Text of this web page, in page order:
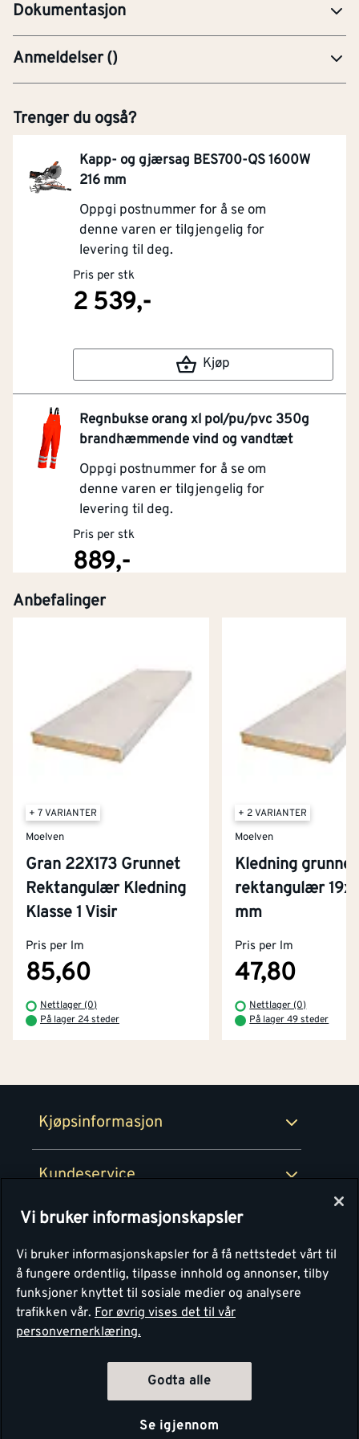
Dokumentasjon
Anmeldelser()
Trenger du også?
Kapp- og gjærsag BES700-QS 1600W
216 mm
Oppgi postnummer for å se om
denne varen er tilgjengelig for
levering til deg.
Pris per stk
2 539,-
Kjøp
Regnbukse orang xl pol/pu/pvc 350g
brandhæmmende vind og vandtæt
Oppgi postnummer for å se om
denne varen er tilgjengelig for
levering til deg.
Pris per stk
889,-
Anbefalinger
+ 7 VARIANTER
Moelven
Gran 22X173 Grunnet
Rektangulær Kledning
Klasse 1 Visir
Pris per lm
85,60
Nettlager (0)
På lager 24 steder
+ 2 VARIANTER
Moelven
Kledning
rektangulær
mm
Pris per lm
47,80
Nettlager (0)
På lager 49 steder
Kjøpsinformasjon
Kjøpsbetingelser
Retur- og angrerettsskjema
Kundeservice
Kontakt oss
Tjenester
Montér Klubb
Montér
Om Montér
Byggevarehus og åpningstider
Prismatch
Personvern
Vi bruker informasjonskapsler
Vi bruker informasjonskapsler for å få nettstedet vårt til
å fungere ordentlig, tilpasse innhold og annonser, tilby
funksjoner knyttet til sosiale medier og analysere
trafikken vår. For øvrig vises det til vår
personvernerklæring.
Godta alle
Se igjennom